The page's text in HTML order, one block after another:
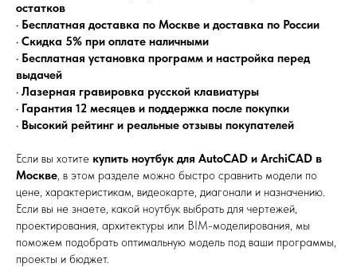
остатков
• Бесплатная доставка по Москве и доставка по России
• Скидка 5% при оплате наличными
• Бесплатная установка программ и настройка перед
выдачей
• Лазерная гравировка русской клавиатуры
• Гарантия 12 месяцев и поддержка после покупки
• Высокий рейтинг и реальные отзывы покупателей
Если вы хотите купить ноутбук для AutoCAD и ArchiCAD в
Москве, в этом разделе можно быстро сравнить модели по
цене, характеристикам, видеокарте, диагонали и назначению.
Если вы не знаете, какой ноутбук выбрать для чертежей,
проектирования, архитектуры или BIM-моделирования, мы
поможем подобрать оптимальную модель под ваши программы,
проекты и бюджет.